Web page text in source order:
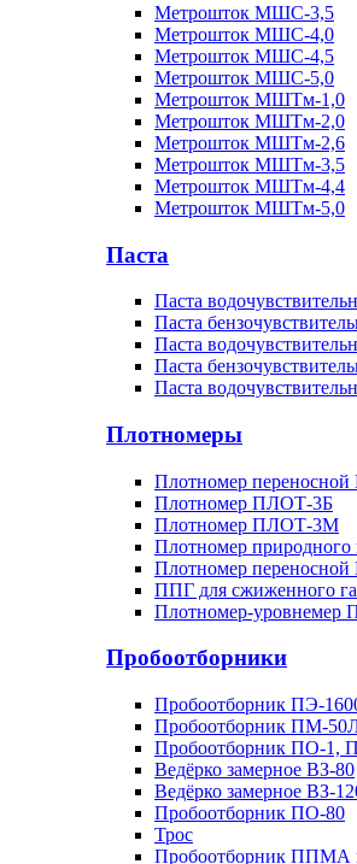
Метрошток МШС-3,5
Метрошток МШС-4,0
Метрошток МШС-4,5
Метрошток МШС-5,0
Метрошток МШТм-1,0
Метрошток МШТм-2,0
Метрошток МШТм-2,6
Метрошток МШТм-3,5
Метрошток МШТм-4,4
Метрошток МШТм-5,0
Паста
Паста
Паста
Паста
Паста
Паста
Плотномеры
Плотномер
Плотномер ПЛОТ-3Б
Плотномер ПЛОТ-3М
Плотномер природного
Плотномер
ППГ для сжиженного
Плотномер-
Пробоотборники
Пробоотборник ПЭ-
Пробоотборник ПМ-
Пробоотборник ПО-1,
Ведёрко замерное ВЗ-80
Ведёрко замерное ВЗ-
Пробоотборник ПО-80
Трос
Пробоотборник